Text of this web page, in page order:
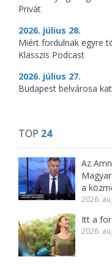
Privát
2026. július 28.
Miért fordulnak egyre
Klasszis Podcast
2026. július 27.
Budapest belvárosa
TOP 24
Az
a
2026.
Itt a
2026.